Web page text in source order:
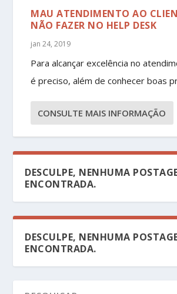
MAU ATENDIMENTO AO
NÃO FAZER NO HELP DESK
jan 24, 2019
Para alcançar excelência no
é preciso, além de conhecer boas
CONSULTE MAIS INFORMAÇÃO
DESCULPE, NENHUMA
ENCONTRADA.
DESCULPE, NENHUMA
ENCONTRADA.